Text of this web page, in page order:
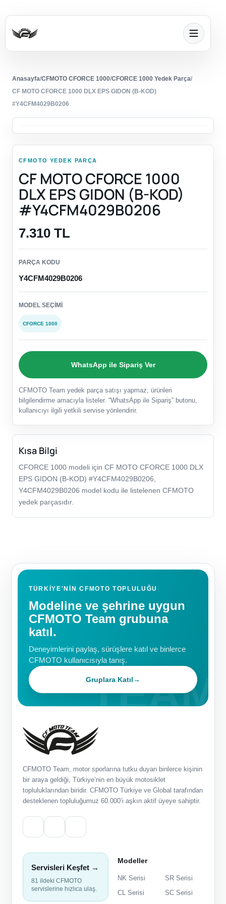
Anasayfa/CFMOTO CFORCE 1000/CFORCE 1000 Yedek Parça/
CF MOTO CFORCE 1000 DLX EPS GIDON (B-KOD)
#Y4CFM4029B0206
CFMOTO YEDEK PARÇA
CF MOTO CFORCE 1000
DLX EPS GIDON (B-KOD)
#Y4CFM4029B0206
7.310 TL
PARÇA KODU
Y4CFM4029B0206
MODEL SEÇIMI
CFORCE 1000
WhatsApp ile Sipariş Ver
CFMOTO Team yedek parça satışı yapmaz; ürünleri
bilgilendirme amacıyla listeler. “WhatsApp ile Sipariş” butonu,
kullanıcıyı ilgili yetkili servise yönlendirir.
Kısa Bilgi
CFORCE 1000 modeli için CF MOTO CFORCE 1000 DLX
EPS GIDON (B-KOD) #Y4CFM4029B0206,
Y4CFM4029B0206 model kodu ile listelenen CFMOTO
yedek parçasıdır.
TÜRKIYE'NIN CFMOTO TOPLULUĞU
Modeline ve şehrine uygun
CFMOTO Team grubuna
katıl.
Deneyimlerini paylaş, sürüşlere katıl ve binlerce
CFMOTO kullanıcısıyla tanış.
Gruplara Katıl→
CFMOTO Team, motor sporlarına tutku duyan binlerce kişinin
bir araya geldiği, Türkiye’nin en büyük motosiklet
topluluklarından biridir. CFMOTO Türkiye ve Global tarafından
desteklenen topluluğumuz 60.000’i aşkın aktif üyeye sahiptir.
Servisleri Keşfet →
81 ildeki CFMOTO
servislerine hızlıca ulaş.
Modeller
NK Serisi
SR Serisi
CL Serisi
SC Serisi